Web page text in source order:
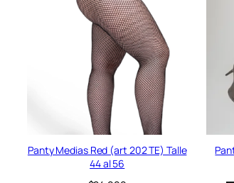
Panty Medias Red (art 202 TE) Talle
44 al 56